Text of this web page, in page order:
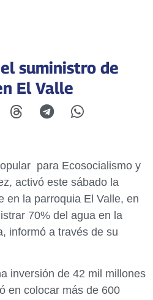
suministro de
El Valle
para Ecosocialismo y
activó este sábado la
en la parroquia El Valle, en
70% del agua en la
informó a través de su
inversión de 42 mil millones
en colocar más de 600